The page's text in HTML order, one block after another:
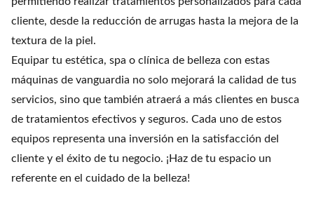
cliente, desde la reducción de arrugas hasta la mejora de la
textura de la piel.
Equipar tu estética, spa o clínica de belleza con estas
máquinas de vanguardia no solo mejorará la calidad de tus
servicios, sino que también atraerá a más clientes en busca
de tratamientos efectivos y seguros. Cada uno de estos
equipos representa una inversión en la satisfacción del
cliente y el éxito de tu negocio. ¡Haz de tu espacio un
referente en el cuidado de la belleza!